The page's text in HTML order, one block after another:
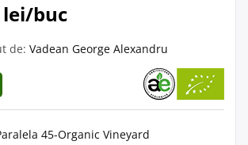
lei/buc
de: Vadean George Alexandru